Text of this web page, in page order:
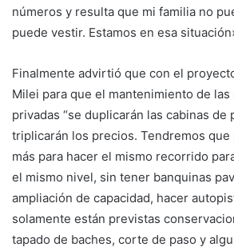
números y resulta que mi familia no
puede vestir. Estamos en esa
Finalmente advirtió que con el
Milei para que el mantenimiento de las
privadas “se duplicarán las cabinas de
triplicarán los precios. Tendremos que
más para hacer el mismo recorrido
el mismo nivel, sin tener banquinas
ampliación de capacidad, hacer
solamente están previstas
tapado de baches, corte de paso y